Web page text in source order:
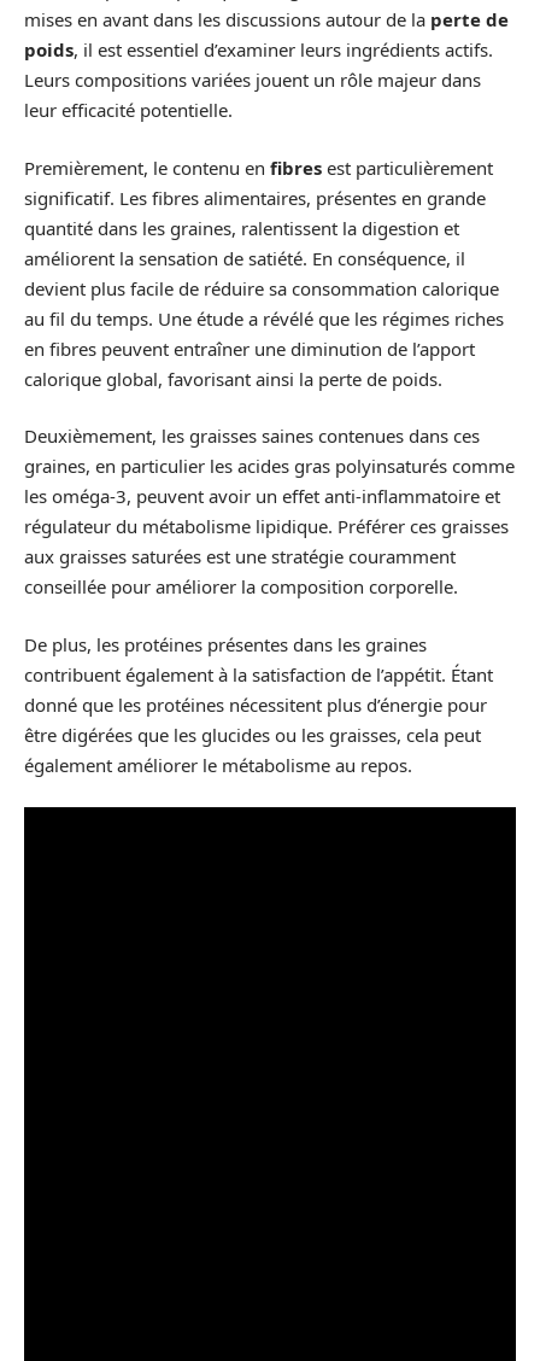
mises en avant dans les discussions autour de la perte de
poids, il est essentiel d’examiner leurs ingrédients actifs.
Leurs compositions variées jouent un rôle majeur dans
leur efficacité potentielle.
Premièrement, le contenu en fibres est particulièrement
significatif. Les fibres alimentaires, présentes en grande
quantité dans les graines, ralentissent la digestion et
améliorent la sensation de satiété. En conséquence, il
devient plus facile de réduire sa consommation calorique
au fil du temps. Une étude a révélé que les régimes riches
en fibres peuvent entraîner une diminution de l’apport
calorique global, favorisant ainsi la perte de poids.
Deuxièmement, les graisses saines contenues dans ces
graines, en particulier les acides gras polyinsaturés comme
les oméga-3, peuvent avoir un effet anti-inflammatoire et
régulateur du métabolisme lipidique. Préférer ces graisses
aux graisses saturées est une stratégie couramment
conseillée pour améliorer la composition corporelle.
De plus, les protéines présentes dans les graines
contribuent également à la satisfaction de l’appétit. Étant
donné que les protéines nécessitent plus d’énergie pour
être digérées que les glucides ou les graisses, cela peut
également améliorer le métabolisme au repos.